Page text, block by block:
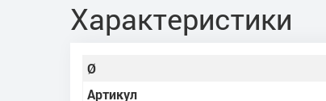
Характеристики
Ø
Артикул